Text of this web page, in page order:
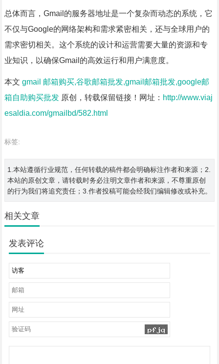
总体而言，Gmail的服务器地址是一个复杂而动态的系统，它
不仅与Google的网络架构和需求紧密相关，还与全球用户的
需求密切相关。这个系统的设计和运营需要大量的资源和专
业知识，以确保Gmail的高效运行和用户满意度。
本文 gmail 邮箱购买,谷歌邮箱批发,gmail邮箱批发,google邮
箱自助购买批发原创，转载保留链接！网址： http://www.viaj
esaldia.com/gmailbd/582.html
标签:
1.本站遵循行业规范，任何转载的稿件都会明确标注作者和来源；2.
本站的原创文章，请转载时务必注明文章作者和来源，不尊重原创
的行为我们将追究责任；3.作者投稿可能会经我们编辑修改或补充。
相关文章
发表评论